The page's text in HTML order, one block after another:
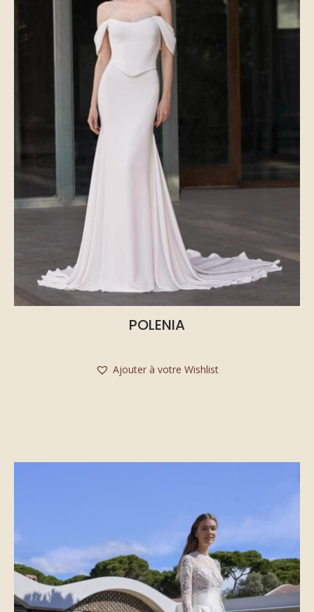
POLENIA
Ajouter à votre Wishlist